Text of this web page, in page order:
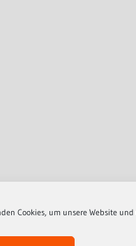
Cookies, um unsere Website